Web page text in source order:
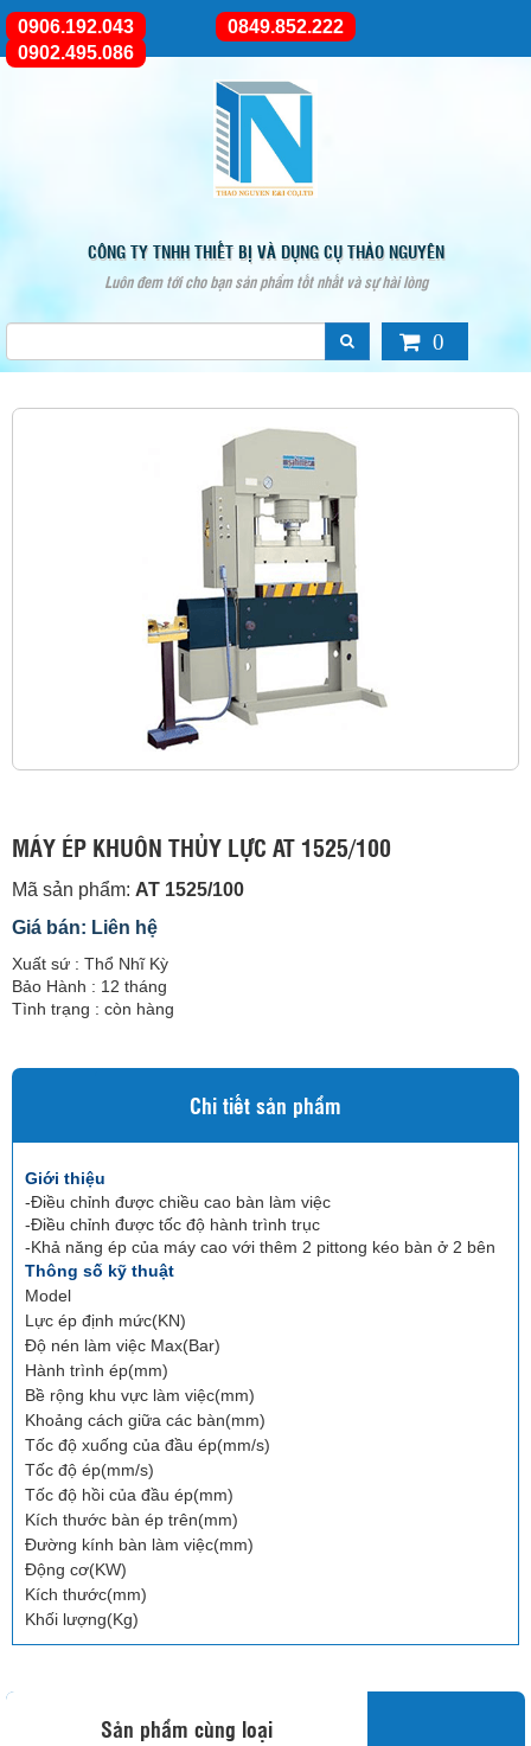
CÔNG TY TNHH THIẾT BỊ VÀ DỤNG CỤ THẢO NGUYÊN
Luôn đem tới cho bạn sản phẩm tốt nhất và sự hài lòng
0906.192.043
0849.852.222
0902.495.086
0
MÁY ÉP KHUÔN THỦY LỰC AT 1525/100
Mã sản phẩm: AT 1525/100
Giá bán: Liên hệ
Xuất sứ : Thổ Nhĩ Kỳ
Bảo Hành : 12 tháng
Tình trạng : còn hàng
Chi tiết sản phẩm
Giới thiệu
-Điều chỉnh được chiều cao bàn làm việc
-Điều chỉnh được tốc độ hành trình trục
-Khả năng ép của máy cao với thêm 2 pittong kéo bàn ở 2 bên
Thông số kỹ thuật
Model
Lực ép định mức(KN)
Độ nén làm việc Max(Bar)
Hành trình ép(mm)
Bề rộng khu vực làm việc(mm)
Khoảng cách giữa các bàn(mm)
Tốc độ xuống của đầu ép(mm/s)
Tốc độ ép(mm/s)
Tốc độ hồi của đầu ép(mm)
Kích thước bàn ép trên(mm)
Đường kính bàn làm việc(mm)
Động cơ(KW)
Kích thước(mm)
Khối lượng(Kg)
Sản phẩm cùng loại